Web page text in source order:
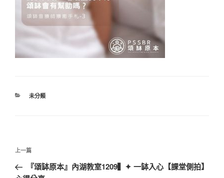
分
未分類
文
導
上
一
篇
上一篇
『頌缽原本』內湖教室1209▍✦ 一缽入心【課堂側拍】